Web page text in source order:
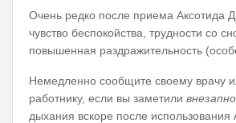
Очень редко после приема Аксотида
чувство беспокойства, трудности со
повышенная раздражительность
Немедленно сообщите своему врачу
работнику, если вы заметили
дыхания вскоре после использования